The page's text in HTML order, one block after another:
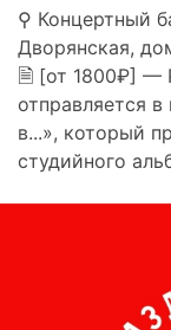
⚲ Концертный
Дворянская,
🗎 [от 1800₽] —
отправляется
в...», который
студийного